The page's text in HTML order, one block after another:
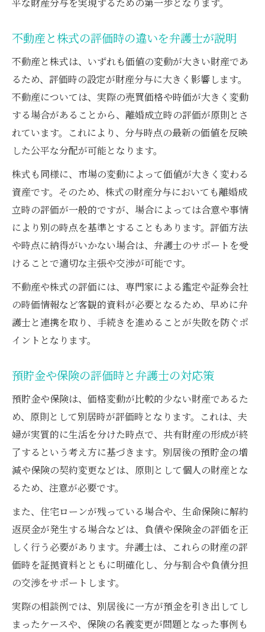
平な財産分与を実現するための第一歩となります。
不動産と株式の評価時の違いを弁護士が説明
不動産と株式は、いずれも価値の変動が大きい財産であ
るため、評価時の設定が財産分与に大きく影響します。
不動産については、実際の売買価格や時価が大きく変動
する場合があることから、離婚成立時の評価が原則とさ
れています。これにより、分与時点の最新の価値を反映
した公平な分配が可能となります。
株式も同様に、市場の変動によって価値が大きく変わる
資産です。そのため、株式の財産分与においても離婚成
立時の評価が一般的ですが、場合によっては合意や事情
により別の時点を基準とすることもあります。評価方法
や時点に納得がいかない場合は、弁護士のサポートを受
けることで適切な主張や交渉が可能です。
不動産や株式の評価には、専門家による鑑定や証券会社
の時価情報など客観的資料が必要となるため、早めに弁
護士と連携を取り、手続きを進めることが失敗を防ぐポ
イントとなります。
預貯金や保険の評価時と弁護士の対応策
預貯金や保険は、価格変動が比較的少ない財産であるた
め、原則として別居時が評価時となります。これは、夫
婦が実質的に生活を分けた時点で、共有財産の形成が終
了するという考え方に基づきます。別居後の預貯金の増
減や保険の契約変更などは、原則として個人の財産とな
るため、注意が必要です。
また、住宅ローンが残っている場合や、生命保険に解約
返戻金が発生する場合などは、負債や保険金の評価を正
しく行う必要があります。弁護士は、これらの財産の評
価時を証拠資料とともに明確化し、分与割合や負債分担
の交渉をサポートします。
実際の相談例では、別居後に一方が預金を引き出してし
まったケースや、保険の名義変更が問題となった事例も